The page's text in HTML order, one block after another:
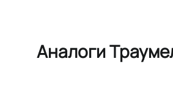
Аналоги